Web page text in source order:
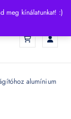
meg kínálatunkat! :)
alumínium